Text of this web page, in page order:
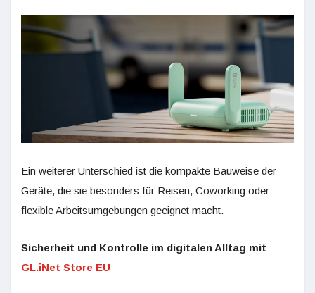
Ein weiterer Unterschied ist die kompakte Bauweise der
Geräte, die sie besonders für Reisen, Coworking oder
flexible Arbeitsumgebungen geeignet macht.
Sicherheit und Kontrolle im digitalen Alltag mit
GL.iNet Store EU